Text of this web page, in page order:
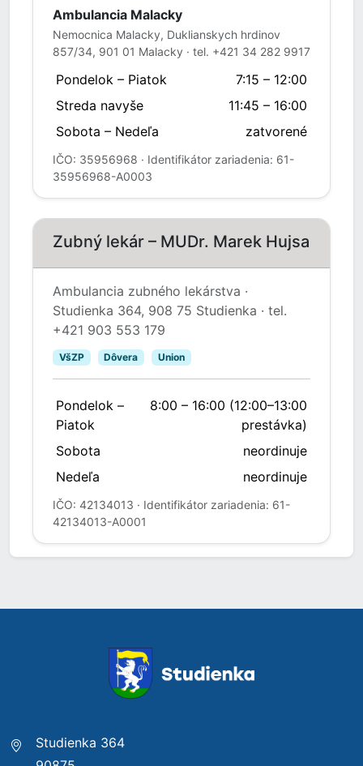
Ambulancia Malacky
Nemocnica Malacky, Duklianskych hrdinov
857/34, 901 01 Malacky · tel. +421 34 282 9917
Pondelok – Piatok
7:15 – 12:00
Streda navyše
11:45 – 16:00
Sobota – Nedeľa
zatvorené
IČO: 35956968 · Identifikátor zariadenia: 61-
35956968-A0003
Zubný lekár – MUDr. Marek Hujsa
Ambulancia zubného lekárstva ·
Studienka 364, 908 75 Studienka · tel.
+421 903 553 179
VšZP Dôvera Union
Pondelok –
Piatok
8:00 – 16:00 (12:00–13:00
prestávka)
Sobota
neordinuje
Nedeľa
neordinuje
IČO: 42134013 · Identifikátor zariadenia: 61-
42134013-A0001
Studienka 364